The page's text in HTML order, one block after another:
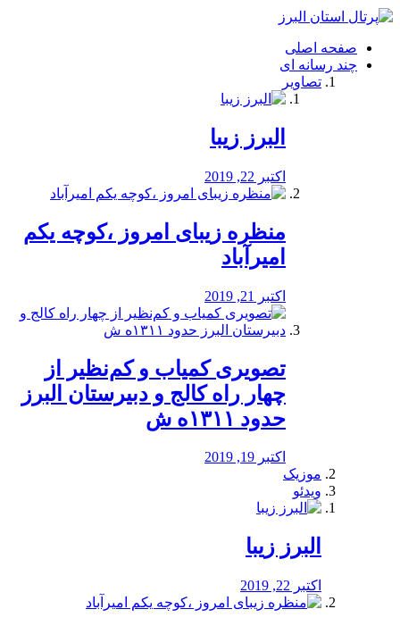
فصد
شرق
تهران
خشکشویی
صفحه اصلی
چند رسانه ای
تصاویر
البرز زیبا
اکتبر 22, 2019
منظره‌‌ زیبای امروز ،کوچه یکم
امیرآباد
اکتبر 21, 2019
️تصویری کمیاب و کم‌نظیر از
چهار راه كالج و دبيرستان البرز
حدود ۱۳۱۱ه ش
اکتبر 19, 2019
موزیک
ویدئو
البرز زیبا
اکتبر 22, 2019